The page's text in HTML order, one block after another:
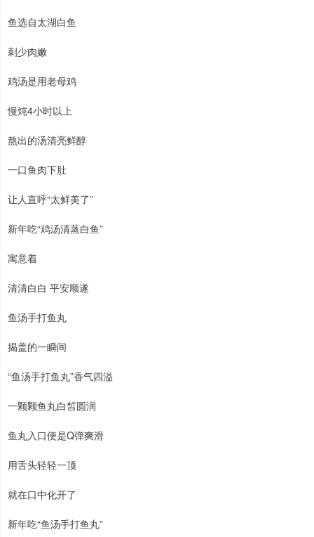
鱼选自太湖白鱼
刺少肉嫩
鸡汤是用老母鸡
慢炖4小时以上
熬出的汤清亮鲜醇
一口鱼肉下肚
让人直呼“太鲜美了”
新年吃“鸡汤清蒸白鱼”
寓意着
清清白白 平安顺遂
鱼汤手打鱼丸
揭盖的一瞬间
“鱼汤手打鱼丸”香气四溢
一颗颗鱼丸白皙圆润
鱼丸入口便是Q弹爽滑
用舌头轻轻一顶
就在口中化开了
新年吃“鱼汤手打鱼丸”